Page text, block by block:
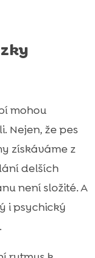
mohou
Nejen, že pes
získáváme z
delších
není složité. A
i psychický